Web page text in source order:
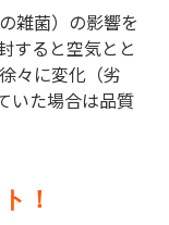
雑菌）の影響を
すると空気とと
々に変化（劣
いた場合は品質
！